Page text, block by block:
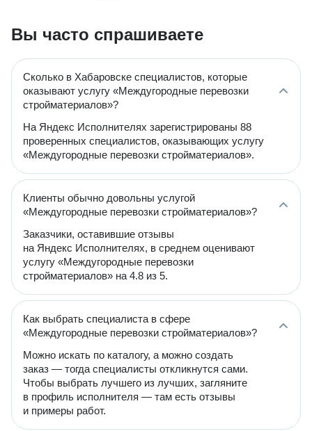
Вы часто спрашиваете
Сколько в Хабаровске специалистов, которые
оказывают услугу «Междугородные перевозки
стройматериалов»?
На Яндекс Исполнителях зарегистрированы 88
проверенных специалистов, оказывающих услугу
«Междугородные перевозки стройматериалов».
Клиенты обычно довольны услугой
«Междугородные перевозки стройматериалов»?
Заказчики, оставившие отзывы
на Яндекс Исполнителях, в среднем оценивают
услугу «Междугородные перевозки
стройматериалов» на 4.8 из 5.
Как выбрать специалиста в сфере
«Междугородные перевозки стройматериалов»?
Можно искать по каталогу, а можно создать
заказ — тогда специалисты откликнутся сами.
Чтобы выбрать лучшего из лучших, загляните
в профиль исполнителя — там есть отзывы
и примеры работ.